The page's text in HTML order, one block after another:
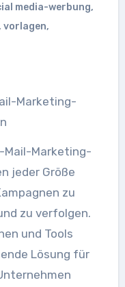
media-werbung,
vorlagen,
Marketing-
Mail-Marketing-
jeder Größe
zu
zu verfolgen.
und Tools
Lösung für